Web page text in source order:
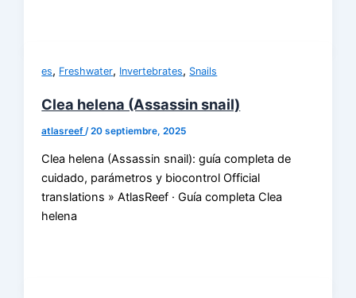
es, Freshwater, Invertebrates, Snails
Clea helena (Assassin snail)
atlasreef /20 septiembre, 2025
Clea helena (Assassin snail): guía completa de
cuidado, parámetros y biocontrol Official
translations » AtlasReef · Guía completa Clea
helena